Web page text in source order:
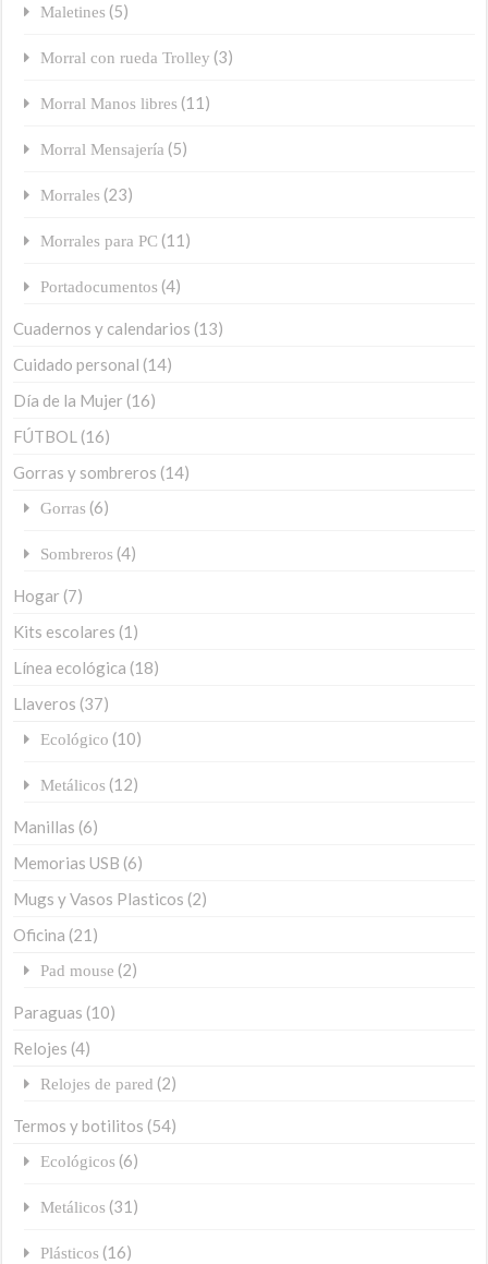
Maletines (5)
Morral con rueda Trolley (3)
Morral Manos libres (11)
Morral Mensajería (5)
Morrales (23)
Morrales para PC (11)
Portadocumentos (4)
Cuadernos y calendarios (13)
Cuidado personal (14)
Día de la Mujer (16)
FÚTBOL (16)
Gorras y sombreros (14)
Gorras (6)
Sombreros (4)
Hogar (7)
Kits escolares (1)
Línea ecológica (18)
Llaveros (37)
Ecológico (10)
Metálicos (12)
Manillas (6)
Memorias USB (6)
Mugs y Vasos Plasticos (2)
Oficina (21)
Pad mouse (2)
Paraguas (10)
Relojes (4)
Relojes de pared (2)
Termos y botilitos (54)
Ecológicos (6)
Metálicos (31)
Plásticos (16)